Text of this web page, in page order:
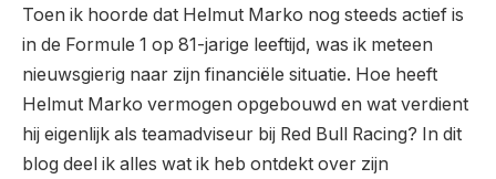
Toen ik hoorde dat Helmut Marko nog steeds actief is
in de Formule 1 op 81-jarige leeftijd, was ik meteen
nieuwsgierig naar zijn financiële situatie. Hoe heeft
Helmut Marko vermogen opgebouwd en wat verdient
hij eigenlijk als teamadviseur bij Red Bull Racing? In dit
blog deel ik alles wat ik heb ontdekt over zijn